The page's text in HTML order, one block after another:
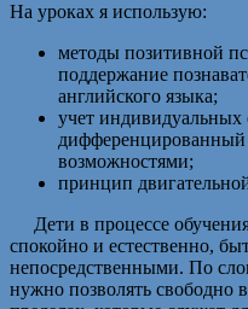
На уроках я использую:
методы позитивной
поддержание
английского языка;
учет индивидуальных
дифференцированный
возможностями;
принцип
Дети в процессе
спокойно и естественно,
непосредственными. По
нужно позволять свободно